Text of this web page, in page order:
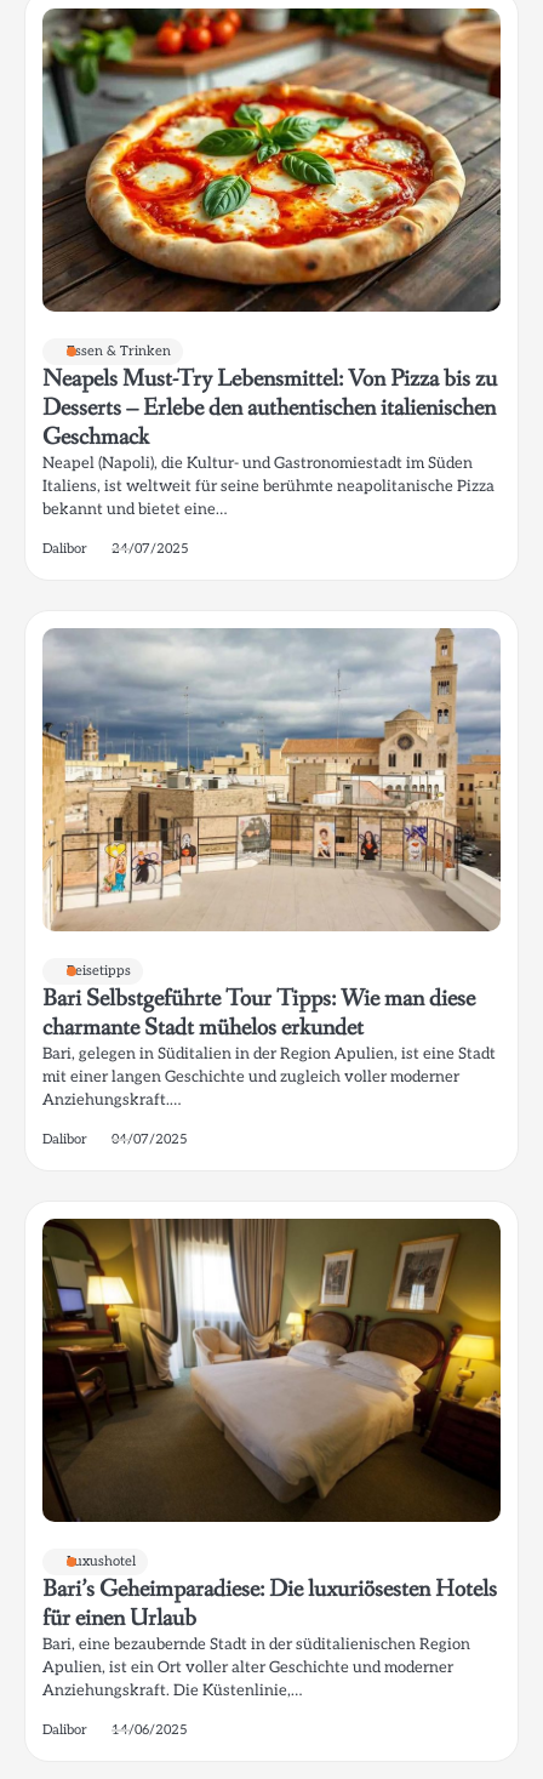
Essen & Trinken
Neapels Must-Try Lebensmittel: Von Pizza bis zu
Desserts – Erlebe den authentischen italienischen
Geschmack
Neapel (Napoli), die Kultur- und Gastronomiestadt im Süden
Italiens, ist weltweit für seine berühmte neapolitanische Pizza
bekannt und bietet eine…
Dalibor 24/07/2025
Reisetipps
Bari Selbstgeführte Tour Tipps: Wie man diese
charmante Stadt mühelos erkundet
Bari, gelegen in Süditalien in der Region Apulien, ist eine Stadt
mit einer langen Geschichte und zugleich voller moderner
Anziehungskraft.…
Dalibor 04/07/2025
Luxushotel
Bari’s Geheimparadiese: Die luxuriösesten Hotels
für einen Urlaub
Bari, eine bezaubernde Stadt in der süditalienischen Region
Apulien, ist ein Ort voller alter Geschichte und moderner
Anziehungskraft. Die Küstenlinie,…
Dalibor 14/06/2025